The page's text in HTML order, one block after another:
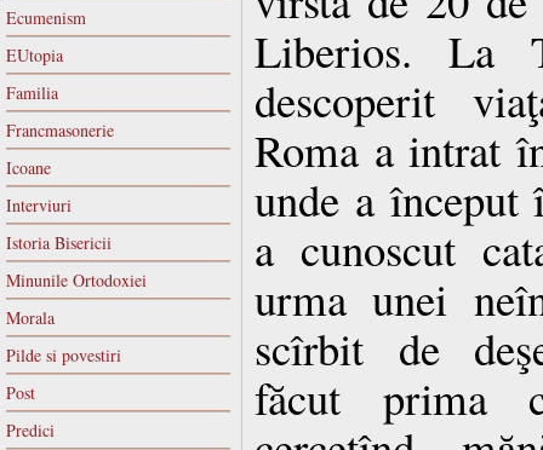
Ecumenism
EUtopia
Familia
Francmasonerie
Icoane
Interviuri
Istoria Bisericii
Minunile Ortodoxiei
Morala
Pilde si povestiri
Post
Predici
Liberios. La
descoperit
Roma a intrat
unde a
a cunoscut
urma unei
scîrbit de
făcut prima